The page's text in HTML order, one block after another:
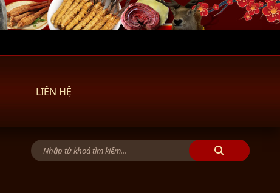
LIÊN HỆ